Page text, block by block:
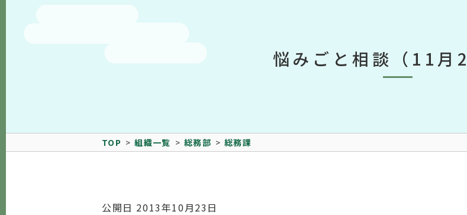
悩みごと相談（11月
TOP 組織一覧 総務部 総務課
公開日 2013年10月23日